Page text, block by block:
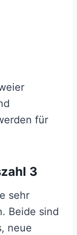
für
3
sehr
Beide sind
neue